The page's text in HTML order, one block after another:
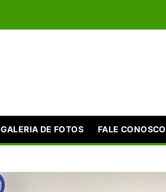
GALERIA DE FOTOS FALE CONOSCO